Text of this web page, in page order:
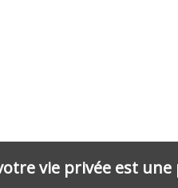
vie privée est